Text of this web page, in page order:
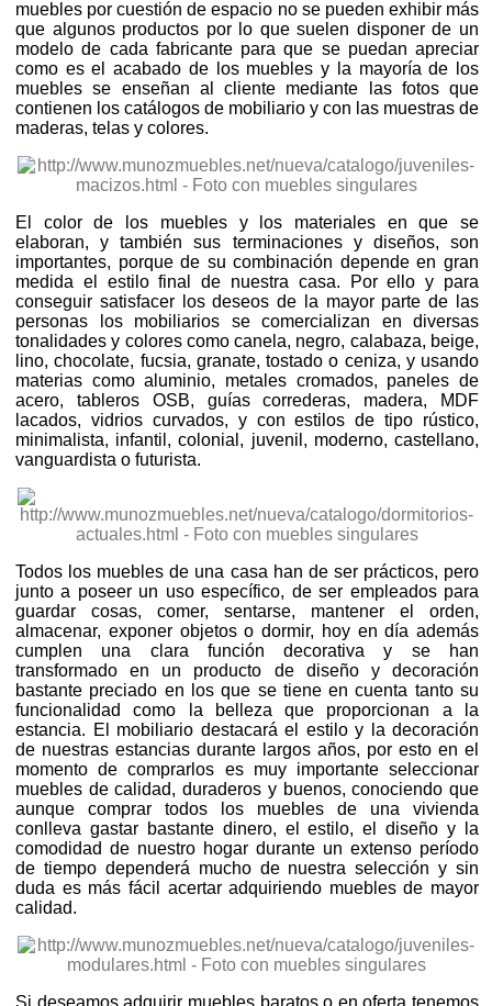
muebles por cuestión de espacio no se pueden exhibir más
que algunos productos por lo que suelen disponer de un
modelo de cada fabricante para que se puedan apreciar
como es el acabado de los muebles y la mayoría de los
muebles se enseñan al cliente mediante las fotos que
contienen los catálogos de mobiliario y con las muestras de
maderas, telas y colores.
El color de los muebles y los materiales en que se
elaboran, y también sus terminaciones y diseños, son
importantes, porque de su combinación depende en gran
medida el estilo final de nuestra casa. Por ello y para
conseguir satisfacer los deseos de la mayor parte de las
personas los mobiliarios se comercializan en diversas
tonalidades y colores como canela, negro, calabaza, beige,
lino, chocolate, fucsia, granate, tostado o ceniza, y usando
materias como aluminio, metales cromados, paneles de
acero, tableros OSB, guías correderas, madera, MDF
lacados, vidrios curvados, y con estilos de tipo rústico,
minimalista, infantil, colonial, juvenil, moderno, castellano,
vanguardista o futurista.
Todos los muebles de una casa han de ser prácticos, pero
junto a poseer un uso específico, de ser empleados para
guardar cosas, comer, sentarse, mantener el orden,
almacenar, exponer objetos o dormir, hoy en día además
cumplen una clara función decorativa y se han
transformado en un producto de diseño y decoración
bastante preciado en los que se tiene en cuenta tanto su
funcionalidad como la belleza que proporcionan a la
estancia. El mobiliario destacará el estilo y la decoración
de nuestras estancias durante largos años, por esto en el
momento de comprarlos es muy importante seleccionar
muebles de calidad, duraderos y buenos, conociendo que
aunque comprar todos los muebles de una vivienda
conlleva gastar bastante dinero, el estilo, el diseño y la
comodidad de nuestro hogar durante un extenso período
de tiempo dependerá mucho de nuestra selección y sin
duda es más fácil acertar adquiriendo muebles de mayor
calidad.
Si deseamos adquirir muebles baratos o en oferta tenemos